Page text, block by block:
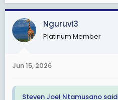
Wazanzibar?
Yaani ndani ya Baraza la
matusi dhidi ya Tanganyika.
Usidhani mamilioni ya
Nguruvi3
Platinum Member
Jun 15, 2026
Steven Joel Ntamusano